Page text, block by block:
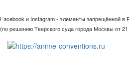
Facebook и Instagram - элементы запрещённой в
(по решению Тверского суда города Москвы от